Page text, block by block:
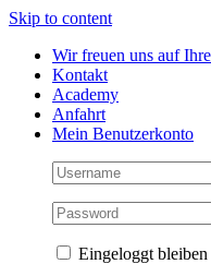
Skip to content
Wir freuen uns auf
Kontakt
Academy
Anfahrt
Mein Benutzerkonto
Eingeloggt bleiben